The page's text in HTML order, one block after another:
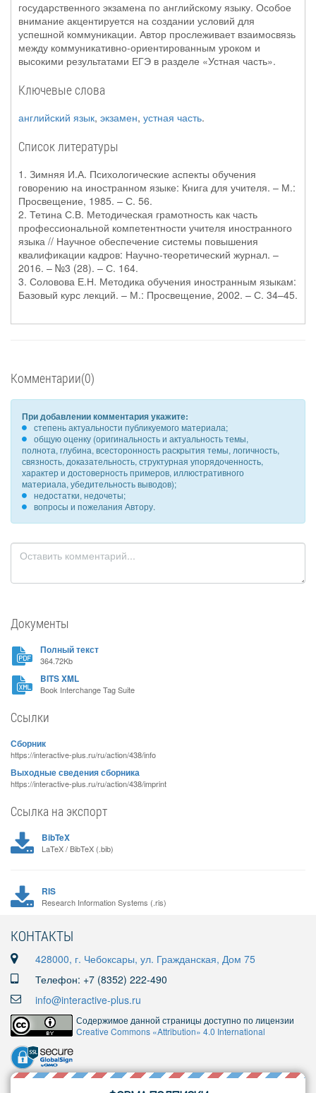
государственного экзамена по английскому языку. Особое
внимание акцентируется на создании условий для
успешной коммуникации. Автор прослеживает взаимосвязь
между коммуникативно-ориентированным уроком и
высокими результатами ЕГЭ в разделе «Устная часть».
Ключевые слова
английский язык, экзамен, устная часть.
Список литературы
1. Зимняя И.А. Психологические аспекты обучения
говорению на иностранном языке: Книга для учителя. – М.:
Просвещение, 1985. – С. 56.
2. Тетина С.В. Методическая грамотность как часть
профессиональной компетентности учителя иностранного
языка // Научное обеспечение системы повышения
квалификации кадров: Научно-теоретический журнал. –
2016. – №3 (28). – С. 164.
3. Соловова Е.Н. Методика обучения иностранным языкам:
Базовый курс лекций. – М.: Просвещение, 2002. – С. 34–45.
Комментарии(0)
При добавлении комментария укажите:
степень актуальности публикуемого материала;
общую оценку (оригинальность и актуальность темы,
полнота, глубина, всесторонность раскрытия темы, логичность,
связность, доказательность, структурная упорядоченность,
характер и достоверность примеров, иллюстративного
материала, убедительность выводов);
недостатки, недочеты;
вопросы и пожелания Автору.
Документы
Полный текст
364.72Kb
BITS XML
Book Interchange Tag Suite
Ссылки
Сборник
https://interactive-plus.ru/ru/action/438/info
Выходные сведения сборника
https://interactive-plus.ru/ru/action/438/imprint
Ссылка на экспорт
BibTeX
LaTeX / BibTeX (.bib)
RIS
Research Information Systems (.ris)
КОНТАКТЫ
428000, г. Чебоксары, ул. Гражданская, Дом 75
Телефон: +7 (8352) 222-490
info@interactive-plus.ru
Содержимое данной страницы доступно по лицензии
Creative Commons «Attribution» 4.0 International